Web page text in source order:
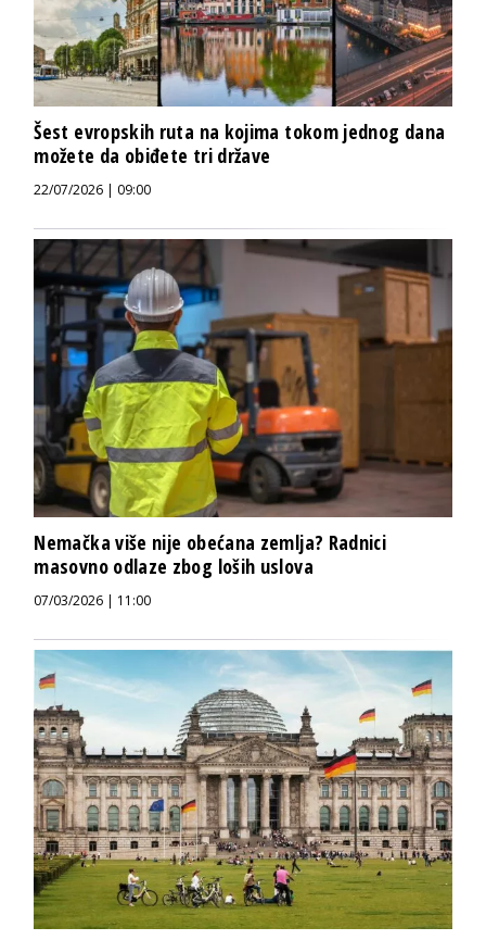
Šest evropskih ruta na kojima tokom jednog dana
možete da obiđete tri države
22/07/2026 | 09:00
Nemačka više nije obećana zemlja? Radnici
masovno odlaze zbog loših uslova
07/03/2026 | 11:00